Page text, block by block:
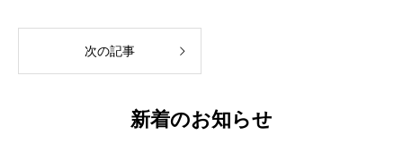
次の記事
新着のお知らせ